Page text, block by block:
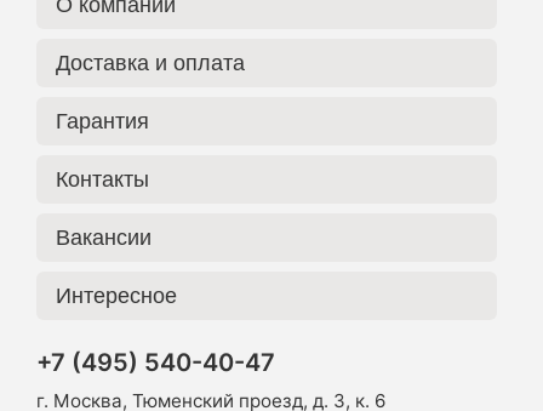
Доставка и оплата
Гарантия
Контакты
Вакансии
Интересное
+7 (495) 540-40-47
г. Москва, Тюменский проезд, д. 3, к. 6